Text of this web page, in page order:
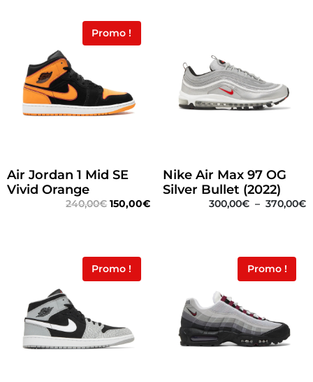
Promo !
Air Jordan 1 Mid SE
Vivid Orange
240,00€ 150,00€
Nike Air Max 97 OG
Silver Bullet (2022)
300,00€ – 370,00€
Promo ! Promo !